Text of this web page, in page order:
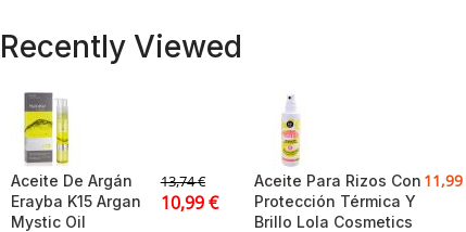
Recently Viewed
Aceite De Argán
Erayba K15 Argan
Mystic Oil
13,74€
10,99€
Aceite Para Rizos Con
Protección Térmica Y
Brillo Lola Cosmetics
11,99